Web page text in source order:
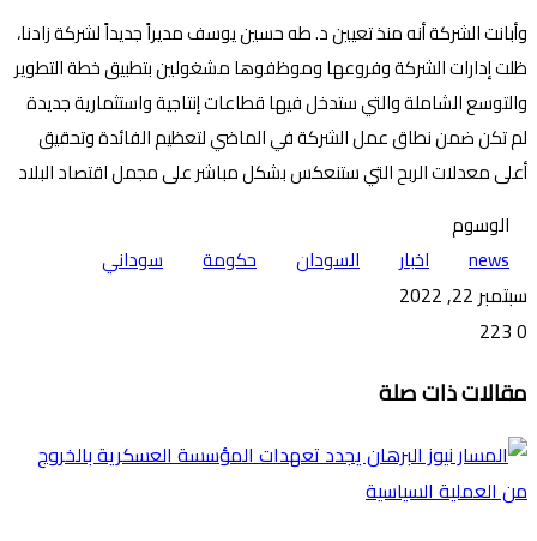
وأبانت الشركة أنه منذ تعيين د. طه حسين يوسف مديراً جديداً لشركة زادنا،
ظلت إدارات الشركة وفروعها وموظفوها مشغولين بتطبيق خطة التطوير
والتوسع الشاملة والتي ستدخل فيها قطاعات إنتاجية واستثمارية جديدة
لم تكن ضمن نطاق عمل الشركة في الماضي لتعظيم الفائدة وتحقيق
أعلى معدلات الربح التي ستنعكس بشكل مباشر على مجمل اقتصاد البلاد
الوسوم
news
اخبار السودان حكومة سوداني
سبتمبر 22, 2022
0
عبر
البريد
مقالات ذات صلة